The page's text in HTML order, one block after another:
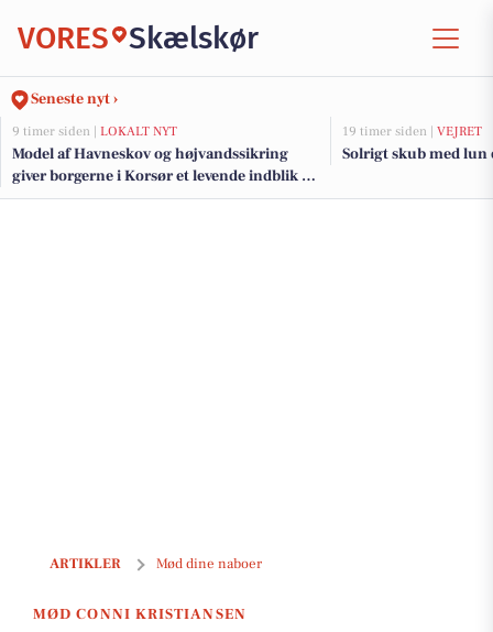
VORES Skælskør
Seneste nyt ›
9 timer siden | LOKALT NYT
Model af Havneskov og højvandssikring
giver borgerne i Korsør et levende indblik i
kommende projekt
19 timer siden | VEJRET
Solrigt skub med lun
ARTIKLER Mød dine naboer
Conni Kristiansen finder sammenhold og natur på cyklen i
MØD CONNI KRISTIANSEN